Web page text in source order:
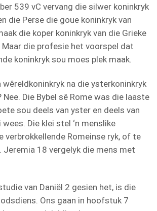
539 vC vervang die silwer koninkryk
die Perse die goue koninkryk van
die koper koninkryk van die Grieke
Maar die profesie het voorspel dat
koninkryk sou moes plek maak.
wêreldkoninkryk na die ysterkoninkryk
Nee. Die Bybel sê Rome was die laaste
sou deels van yster en deels van
Die klei stel ‘n menslike
verbrokkellende Romeinse ryk, of te
Jeremia 18 vergelyk die mens met
van Daniël 2 gesien het, is die
Ons gaan in hoofstuk 7